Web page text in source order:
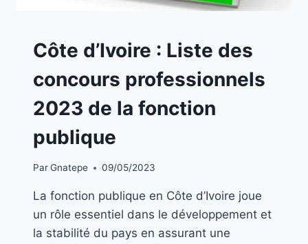
A
LA
|
Côte d’Ivoire : Liste des
concours professionnels
2023 de la fonction
publique
ParGnatepe 09/05/2023
La fonction publique en Côte d’Ivoire joue
un rôle essentiel dans le développement et
la stabilité du pays en assurant une